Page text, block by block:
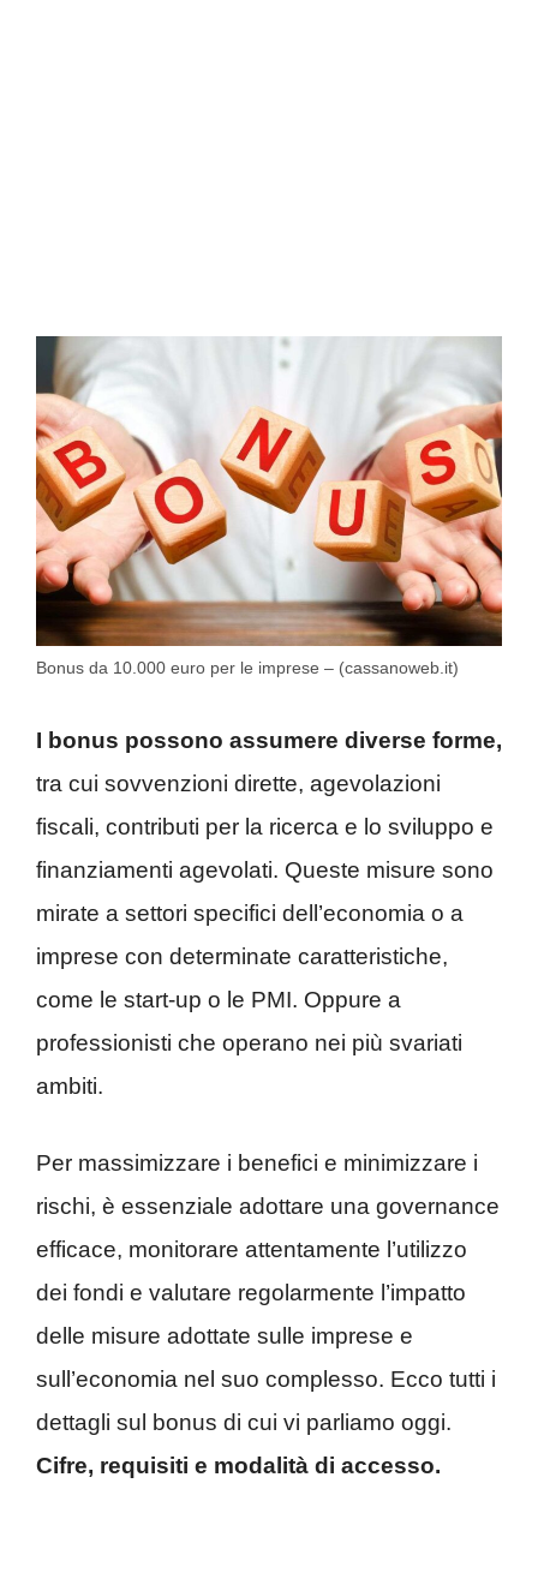
Bonus da 10.000 euro per le imprese – (cassanoweb.it)
I bonus possono assumere diverse forme,
tra cui sovvenzioni dirette, agevolazioni
fiscali, contributi per la ricerca e lo sviluppo e
finanziamenti agevolati. Queste misure sono
mirate a settori specifici dell’economia o a
imprese con determinate caratteristiche,
come le start-up o le PMI. Oppure a
professionisti che operano nei più svariati
ambiti.
Per massimizzare i benefici e minimizzare i
rischi, è essenziale adottare una governance
efficace, monitorare attentamente l’utilizzo
dei fondi e valutare regolarmente l’impatto
delle misure adottate sulle imprese e
sull’economia nel suo complesso. Ecco tutti i
dettagli sul bonus di cui vi parliamo oggi.
Cifre, requisiti e modalità di accesso.